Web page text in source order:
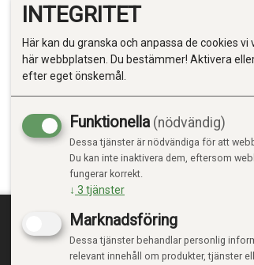
Her er kanskje PIXIO nettopp
De små magnetene kan også
enn centicube har. Magnetisme
små regnestykker.
Når dere har bygget smileys,
figurene som
Oppfinnerne av PIXIO har gjort
patenten på de fine små
Vi anbefaler PIXIO på det
materialer i hendene. Barn fra 6
små magnetene. God fornøyelse.
TRENDTOYS.SE
INTEGRITET
Här kan du granska och anpassa de cookies vi
här webbplatsen. Du bestämmer! Aktivera
efter eget önskemål.
Funktionella (nödvändig)
Dessa tjänster är nödvändiga för att
Du kan inte inaktivera dem, eftersom
fungerar korrekt.
↓ 3 tjänster
Marknadsföring
Dessa tjänster behandlar personlig
relevant innehåll om produkter, tjänster